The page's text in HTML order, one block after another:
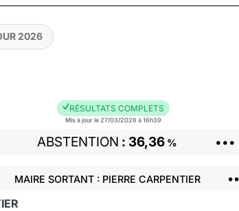
2026
RÉSULTATS COMPLETS
Mis à jour le 27/03/2026 à 16h39
ABSTENTION 36,36 % •••
MAIRE SORTANT : PIERRE CARPENTIER